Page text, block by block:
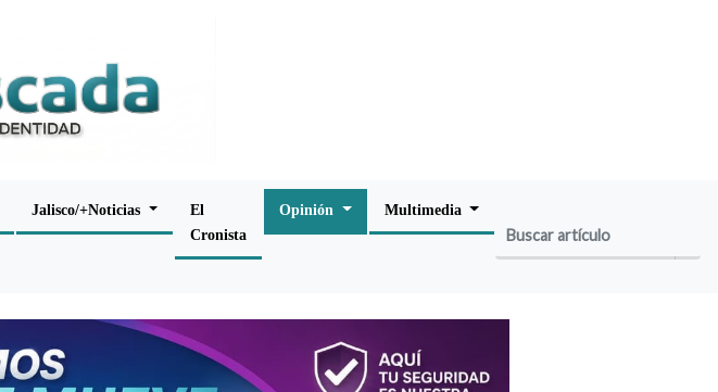
Jalisco/+Noticias
El
Cronista
Opinión Multimedia